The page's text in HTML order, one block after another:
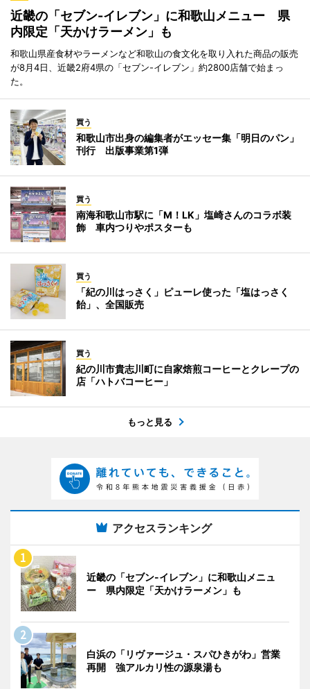
近畿の「セブン-イレブン」に和歌山メニュー 県
内限定「天かけラーメン」も
和歌山県産食材やラーメンなど和歌山の食文化を取り入れた商品の販売
が8月4日、近畿2府4県の「セブン-イレブン」約2800店舗で始まっ
た。
買う
和歌山市出身の編集者がエッセー集「明日のパン」
刊行 出版事業第1弾
買う
南海和歌山市駅に「M！LK」塩崎さんのコラボ装
飾 車内つりやポスターも
買う
「紀の川はっさく」ピューレ使った「塩はっさく
飴」、全国販売
買う
紀の川市貴志川町に自家焙煎コーヒーとクレープの
店「ハトバコーヒー」
もっと見る
アクセスランキング
近畿の「セブン-イレブン」に和歌山メニュ
ー 県内限定「天かけラーメン」も
白浜の「リヴァージュ・スパひきがわ」営業
再開 強アルカリ性の源泉湯も